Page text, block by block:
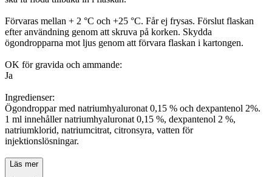
Förvaras mellan + 2 °C och +25 °C. Får ej frysas. Förslut flaskan
efter användning genom att skruva på korken. Skydda
ögondropparna mot ljus genom att förvara flaskan i kartongen.
OK för gravida och ammande:
Ja
Ingredienser:
Ögondroppar med natriumhyaluronat 0,15 % och dexpantenol 2%.
1 ml innehåller natriumhyaluronat 0,15 %, dexpantenol 2 %,
natriumklorid, natriumcitrat, citronsyra, vatten för
injektionslösningar.
Läs mer